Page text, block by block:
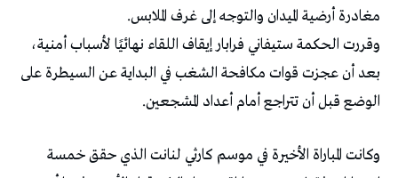
مغادرة أرضية الميدان والتوجه إلى غرف الملابس.
وقررت الحكمة ستيفاني فرابار إيقاف اللقاء نهائيًا لأسباب أمنية،
بعد أن عجزت قوات مكافحة الشغب في البداية عن السيطرة على
الوضع قبل أن تتراجع أمام أعداد المشجعين.
وكانت المباراة الأخيرة في موسم كارثي لنانت الذي حقق خمسة